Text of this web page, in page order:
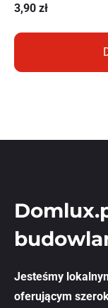
3,90 zł
Jesteśmy
oferującym